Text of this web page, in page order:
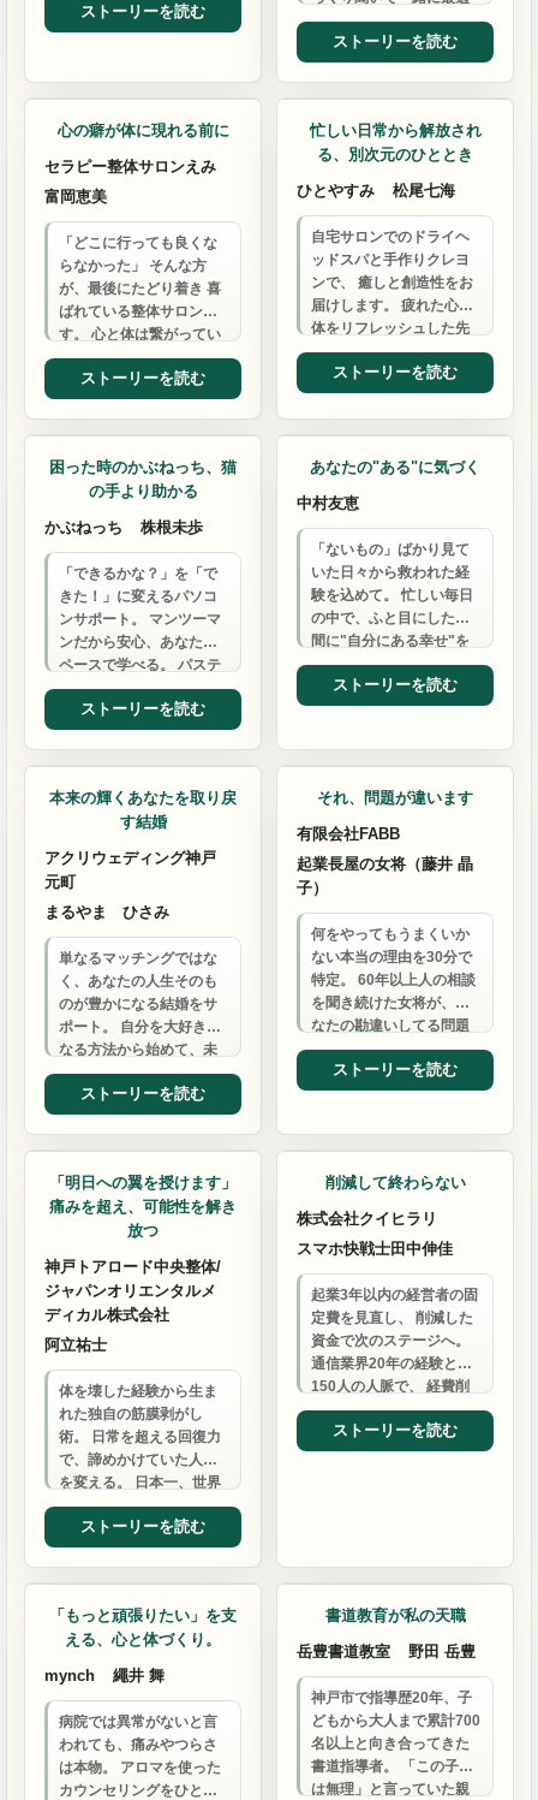
す。ストーリーを読む
な答えを見つけます。
ストーリーを読む
整体・マッサージ
心の癖が体に現れる前に
セラピー整体サロンえみ
富岡恵美
「どこに行っても良くな
らなかった」 そんな方
が、最後にたどり着き 喜
ばれている整体サロンで
す。 心と体は繋がってい
ます。 癌を乗り越えた経
験から生まれた、 エネ…
ストーリーを読む
整体・マッサージ
忙しい日常から解放され
る、別次元のひととき
ひとやすみ
松尾七海
自宅サロンでのドライヘ
ッドスパと手作りクレヨ
ンで、 癒しと創造性をお
届けします。 疲れた心と
体をリフレッシュした先
にある、 新しい楽しさを
一緒に見つけましょう。
ストーリーを読む
ITサポート
困った時のかぶねっち、猫
の手より助かる
かぶねっち
株根未歩
「できるかな？」を「で
きた！」に変えるパソコ
ンサポート。 マンツーマ
ンだから安心、あなたの
ペースで学べる。 パステ
ルと筆文字の温もりもお
届けします。
ストーリーを読む
あなたの"ある"に気づく
中村友恵
「ないもの」ばかり見て
いた日々から救われた経
験を込めて。 忙しい毎日
の中で、ふと目にした瞬
間に"自分にある幸せ"を
思い出せる。 そんな似顔
絵を、丁寧に一緒に作
り…
ストーリーを読む
結婚相談
本来の輝くあなたを取り戻
す結婚
アクリウェディング神戸
元町
まるやま ひさみ
単なるマッチングではな
く、あなたの人生そのも
のが豊かになる結婚をサ
ポート。 自分を大好きに
なる方法から始めて、未
来に行くほど笑顔になる
本当の幸せを一緒に見つ
けま…
ストーリーを読む
コーチ
それ、問題が違います
有限会社FABB
起業長屋の女将（藤井 晶
子）
何をやってもうまくいか
ない本当の理由を30分で
特定。 60年以上人の相談
を聞き続けた女将が、あ
なたの勘違いしてる問題
を見抜き、解決の糸口を
示し、必要ならば最適
な…
ストーリーを読む
整体・マッサージ
「明日への翼を授けます」
痛みを超え、可能性を解き
放つ
神戸トアロード中央整体/
ジャパンオリエンタルメ
ディカル株式会社
阿立祐士
体を壊した経験から生ま
れた独自の筋膜剥がし
術。 日常を超える回復力
で、諦めかけていた人生
を変える。 日本一、世界
一の実績が証明する技
術。ストーリーを読む
ビジネスサポート
削減して終わらない
株式会社クイヒラリ
スマホ快戦士田中伸佳
起業3年以内の経営者の固
定費を見直し、 削減した
資金で次のステージへ。
通信業界20年の経験と月
150人の人脈で、 経費削
減を超えた経営課題まで
解決します。
ストーリーを読む
整体・マッサージ
「もっと頑張りたい」を支
える、心と体づくり。
mynch
繩井 舞
病院では異常がないと言
われても、痛みやつらさ
は本物。 アロマを使った
カウンセリングをひとつ
習い事
書道教育が私の天職
岳豊書道教室
野田 岳豊
神戸市で指導歴20年、子
どもから大人まで累計700
名以上と向き合ってきた
書道指導者。 「この子に
は無理」と言っていた親